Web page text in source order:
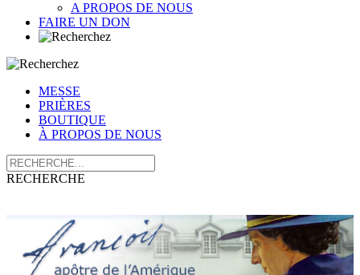
A PROPOS DE NOUS
FAIRE UN DON
MESSE
PRIÈRES
BOUTIQUE
À PROPOS DE NOUS
RECHERCHE